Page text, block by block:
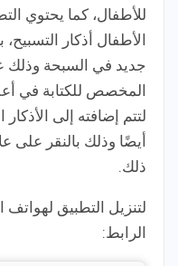
للأطفال، كما يحتوي
الأطفال أذكار
جديد في السبحة وذلك
المخصص للكتابة في
لتتم إضافته إلى
أيضًا وذلك بالنقر على
ذلك.
لتنزيل التطبيق لهواتف
الرابط: